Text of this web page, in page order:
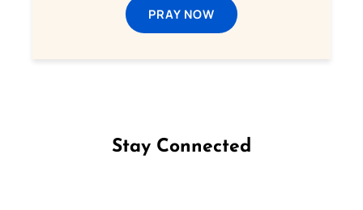
PRAY NOW
Stay Connected